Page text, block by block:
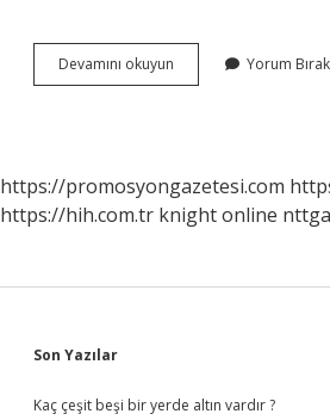
Devamını okuyun
Alacaklısı
Olur
Yorum Bırak
https://promosyongazetesi.com
https://hih.com.tr knight online
Sidebar
Son Yazılar
Kaç çeşit beşi bir yerde altın vardır ?